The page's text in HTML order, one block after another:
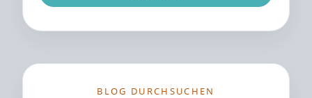
BLOG DURCHSUCHEN